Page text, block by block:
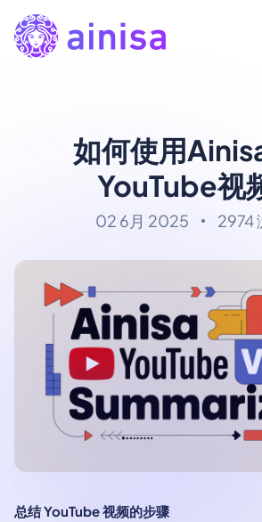
如何使用
YouTube视
02 6月 2025 2974
总结 YouTube 视频的步骤